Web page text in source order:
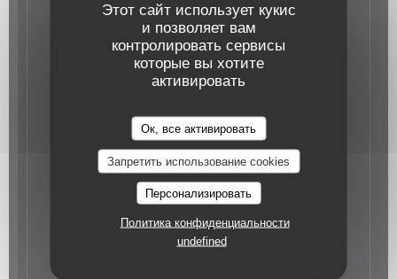
Этот сайт использует кукис
и позволяет вам
контролировать сервисы
которые вы хотите
активировать
Ок, все активировать
Запретить использование cookies
Персонализировать
Политика конфиденциальности
undefined
итальянский
Тип заведения
Итальянский пивоварня
Услуги
Способы оплаты
Mobile payment, JCB, ресторан Titres
(уникальное меню), Без контакта, Apple Pay,
Билет в ресторане, Paiement Sans Contact,
Eurocard / Mastercard, ресторан Titres, Протон,
Express, Дебетовая карточка